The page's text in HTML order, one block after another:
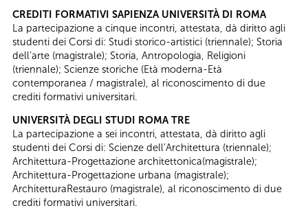
CREDITI FORMATIVI SAPIENZA UNIVERSITÀ DI ROMA
La partecipazione a cinque incontri, attestata, dà diritto agli
studenti dei Corsi di: Studi storico-artistici (triennale); Storia
dell’arte (magistrale); Storia, Antropologia, Religioni
(triennale); Scienze storiche (Età moderna-Età
contemporanea / magistrale), al riconoscimento di due
crediti formativi universitari.
UNIVERSITÀ DEGLI STUDI ROMA TRE
La partecipazione a sei incontri, attestata, dà diritto agli
studenti dei Corsi di: Scienze dell’Architettura (triennale);
Architettura-Progettazione architettonica(magistrale);
Architettura-Progettazione urbana (magistrale);
ArchitetturaRestauro (magistrale), al riconoscimento di due
crediti formativi universitari.